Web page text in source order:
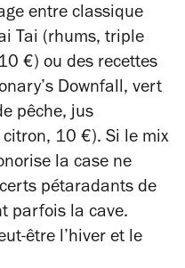
entre classique
Tai (rhums, triple
€) ou des recettes
Downfall, vert
pêche, jus
10 €). Si le mix
la case ne
pétaradants de
parfois la cave.
être l’hiver et le